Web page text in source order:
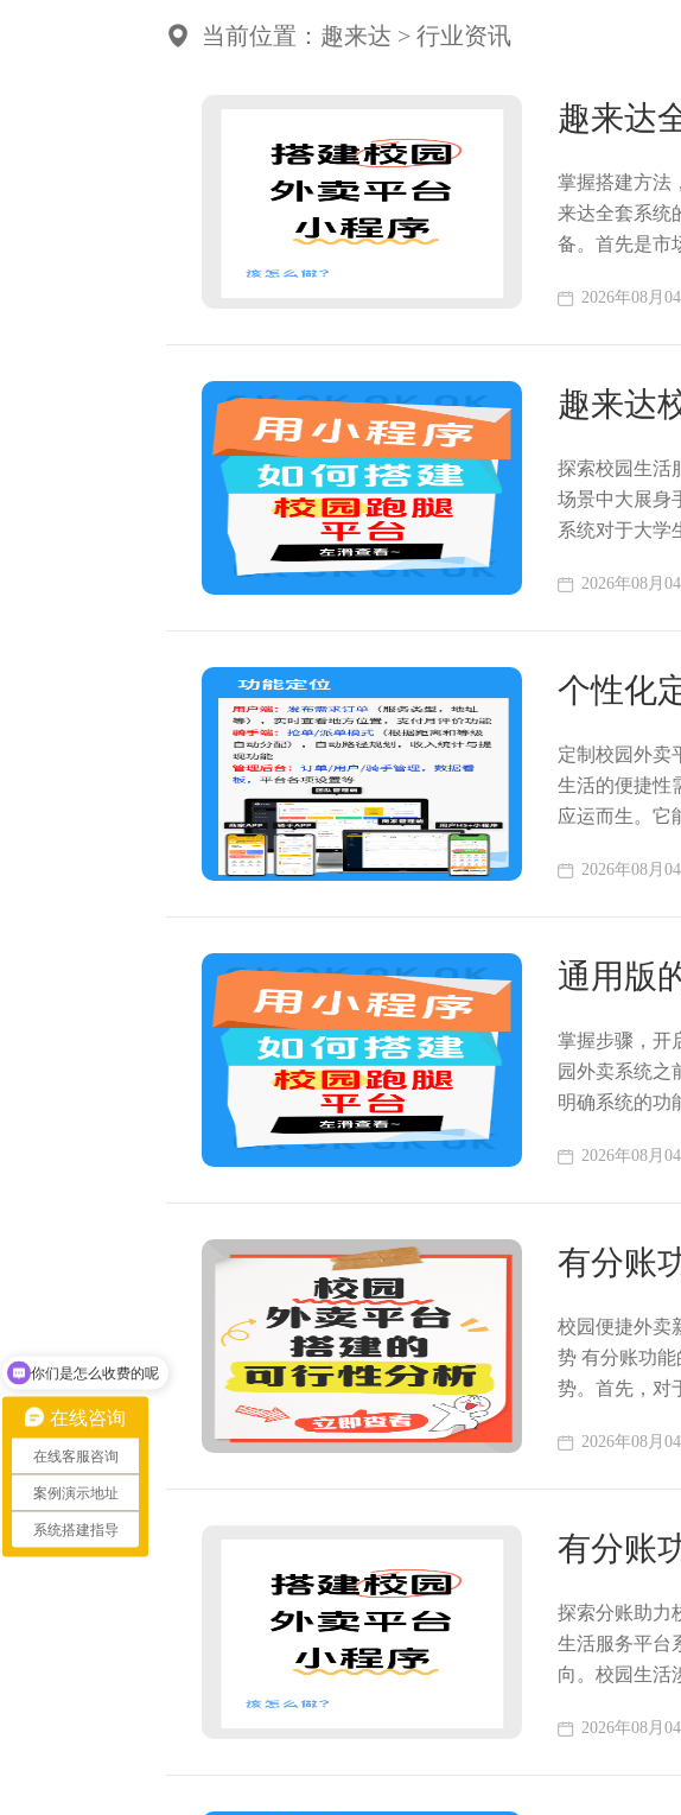
当前位置：趣来达 > 行业资讯
趣来达
么搭建
掌握搭建方法，开启校
来达全套系统
备。首先是市
2026年08月
趣来达
活服务
探索校园生活
场景中大展身
系统对于大学
2026年08月
个性化
定制校园外卖
生活的便捷性
应运而生。它
2026年08月
通用版
卖系统
掌握步骤，开
园外卖系统之
明确系统的功
2026年08月
有分账
校园便捷外卖新选
势 有分账功
势。首先，对
2026年08月
有分账
务平台
探索分账助力
生活服务平台
向。校园生活
2026年08月
在线咨询
在线客服咨询
案例演示地址
系统搭建指导
现在有优惠活动吗